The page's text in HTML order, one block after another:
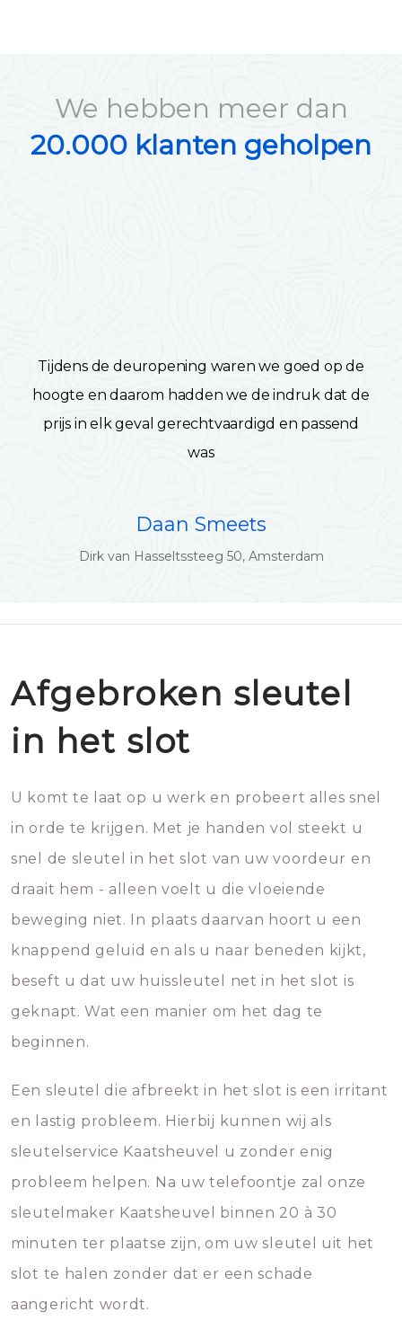
We hebben meer dan
20.000 klanten geholpen
Tijdens de deuropening waren we goed op de
hoogte en daarom hadden we de indruk dat de
prijs in elk geval gerechtvaardigd en passend
was
Daan Smeets
Dirk van Hasseltssteeg 50, Amsterdam
Afgebroken sleutel
in het slot
U komt te laat op u werk en probeert alles snel
in orde te krijgen. Met je handen vol steekt u
snel de sleutel in het slot van uw voordeur en
draait hem - alleen voelt u die vloeiende
beweging niet. In plaats daarvan hoort u een
knappend geluid en als u naar beneden kijkt,
beseft u dat uw huissleutel net in het slot is
geknapt. Wat een manier om het dag te
beginnen.
Een sleutel die afbreekt in het slot is een irritant
en lastig probleem. Hierbij kunnen wij als
sleutelservice Kaatsheuvel u zonder enig
probleem helpen. Na uw telefoontje zal onze
sleutelmaker Kaatsheuvel binnen 20 à 30
minuten ter plaatse zijn, om uw sleutel uit het
slot te halen zonder dat er een schade
aangericht wordt.